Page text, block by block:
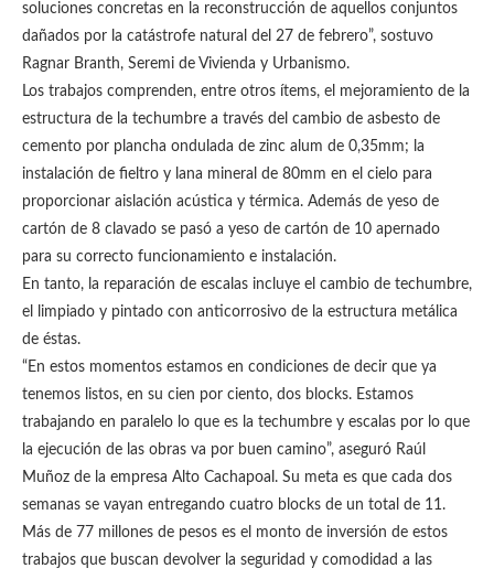
soluciones concretas en la reconstrucción de aquellos conjuntos
dañados por la catástrofe natural del 27 de febrero”, sostuvo
Ragnar Branth, Seremi de Vivienda y Urbanismo.
Los trabajos comprenden, entre otros ítems, el mejoramiento de la
estructura de la techumbre a través del cambio de asbesto de
cemento por plancha ondulada de zinc alum de 0,35mm; la
instalación de fieltro y lana mineral de 80mm en el cielo para
proporcionar aislación acústica y térmica. Además de yeso de
cartón de 8 clavado se pasó a yeso de cartón de 10 apernado
para su correcto funcionamiento e instalación.
En tanto, la reparación de escalas incluye el cambio de techumbre,
el limpiado y pintado con anticorrosivo de la estructura metálica
de éstas.
“En estos momentos estamos en condiciones de decir que ya
tenemos listos, en su cien por ciento, dos blocks. Estamos
trabajando en paralelo lo que es la techumbre y escalas por lo que
la ejecución de las obras va por buen camino”, aseguró Raúl
Muñoz de la empresa Alto Cachapoal. Su meta es que cada dos
semanas se vayan entregando cuatro blocks de un total de 11.
Más de 77 millones de pesos es el monto de inversión de estos
trabajos que buscan devolver la seguridad y comodidad a las